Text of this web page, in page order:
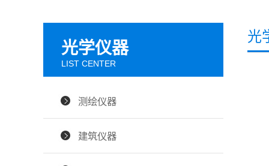
光学仪器
LIST CENTER
测绘仪器
建筑仪器
光